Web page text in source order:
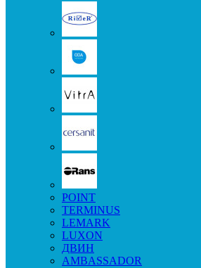
POINT
TERMINUS
LEMARK
LUXON
ДВИН
AMBASSADOR